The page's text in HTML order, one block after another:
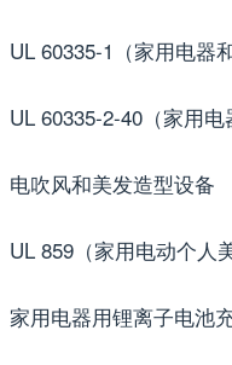
UL 60335-1（家用电器
UL 60335-2-40（家用
电吹风和美发造型设备
UL 859（家用电动个人
家用电器用锂离子电池